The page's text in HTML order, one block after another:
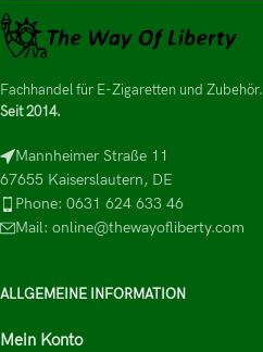
Fachhandel für E-Zigaretten und Zubehör.
Seit 2014.
Mannheimer Straße 11
67655 Kaiserslautern, DE
Phone: 0631 624 633 46
Mail: online@thewayofliberty.com
ALLGEMEINE INFORMATION
Mein Konto